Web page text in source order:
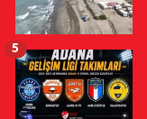
5